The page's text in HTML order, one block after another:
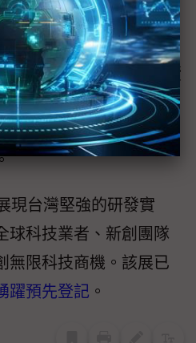
貿協會整合多方資源，
主題導覽、ESG Go永續
多元週邊活動，並邀請
袖來臺參與，全面提升
現台灣堅強的研發實
球科技業者、新創團隊
無限科技商機。該展已
躍預先登記 。